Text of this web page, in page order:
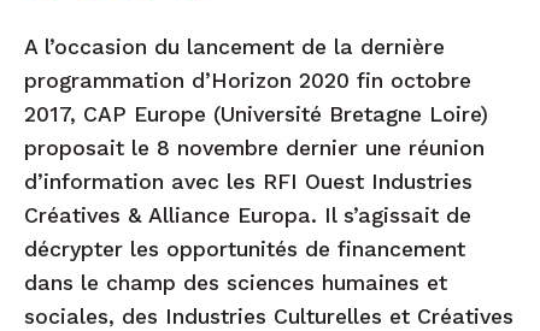
A l’occasion du lancement de la dernière
programmation d’Horizon 2020 fin octobre
2017, CAP Europe (Université Bretagne Loire)
proposait le 8 novembre dernier une réunion
d’information avec les RFI Ouest Industries
Créatives & Alliance Europa. Il s’agissait de
décrypter les opportunités de financement
dans le champ des sciences humaines et
sociales, des Industries Culturelles et Créatives